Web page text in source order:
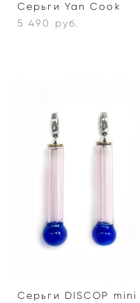
Серьги Yan Cook
5 490 pуб.
Серьги DISCOP mini